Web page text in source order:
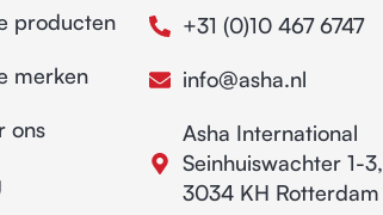
+31 (0)10 467 6747
info@asha.nl
Asha International
Seinhuiswachter 1-3,
3034 KH Rotterdam
producten
merken
ons